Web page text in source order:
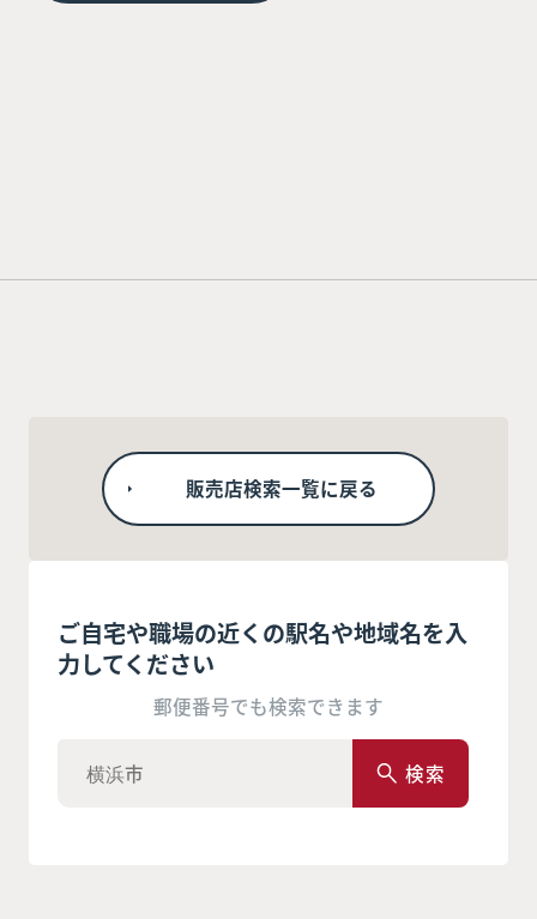
販売店検索一覧に戻る
ご自宅や職場の近くの駅名や地域名を入
力してください
郵便番号でも検索できます
検索